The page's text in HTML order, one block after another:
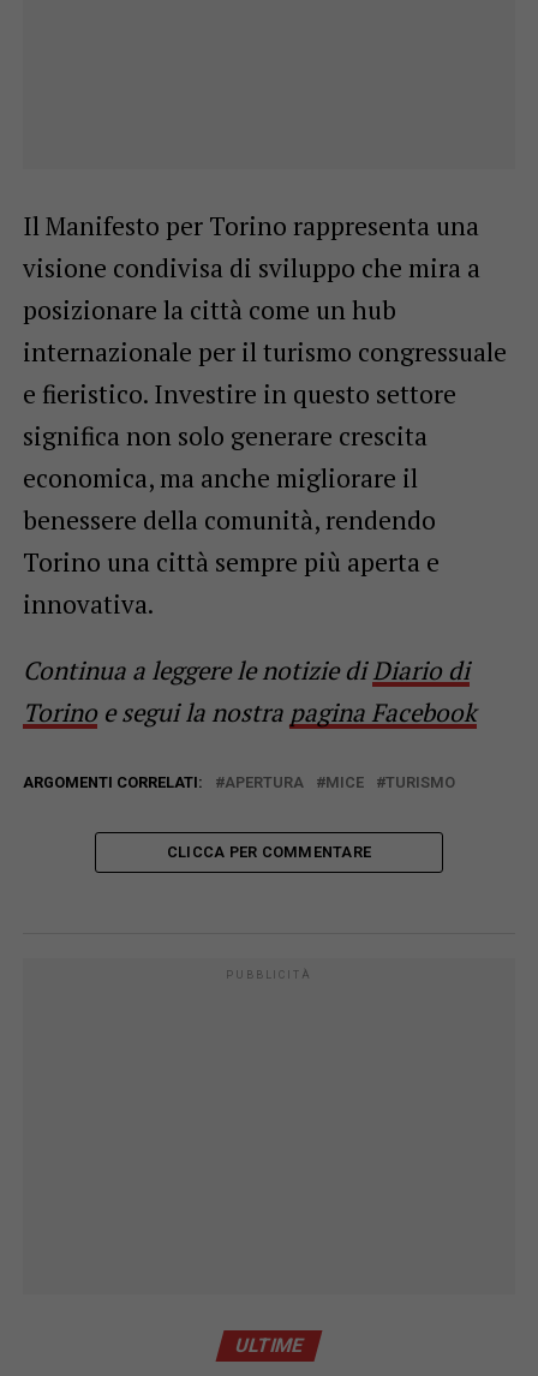
Il Manifesto per Torino rappresenta una
visione condivisa di sviluppo che mira a
posizionare la città come un hub
internazionale per il turismo congressuale
e fieristico. Investire in questo settore
significa non solo generare crescita
economica, ma anche migliorare il
benessere della comunità, rendendo
Torino una città sempre più aperta e
innovativa.
Continua a leggere le notizie diDiario di
Torinoe segui la nostra pagina Facebook
ARGOMENTI CORRELATI: APERTURA MICE TURISMO
CLICCA PER COMMENTARE
PUBBLICITÀ
ULTIME